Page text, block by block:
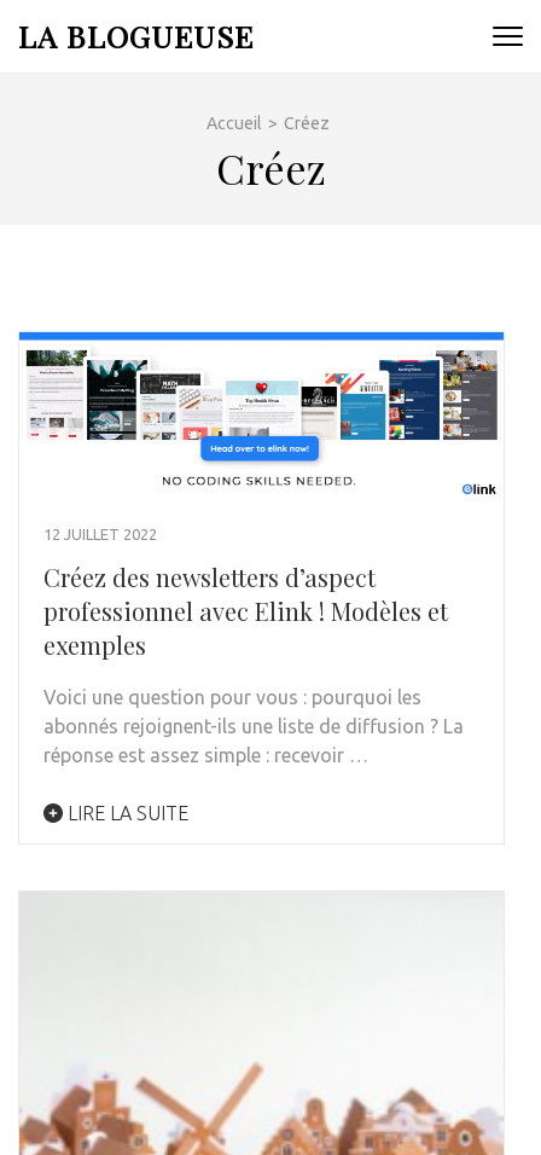
auLA BLOGUEUSE
Accueil > Créez
Créez
12 JUILLET 2022
Créez des newsletters d’aspect
professionnel avec Elink ! Modèles et
exemples
Voici une question pour vous : pourquoi les
abonnés rejoignent-ils une liste de diffusion ? La
réponse est assez simple : recevoir …
LIRE LA SUITE